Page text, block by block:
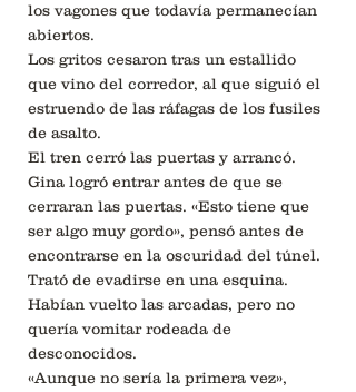
los vagones que todavía permanecían
abiertos.
Los gritos cesaron tras un estallido
que vino del corredor, al que siguió el
estruendo de las ráfagas de los fusiles
de asalto.
El tren cerró las puertas y arrancó.
Gina logró entrar antes de que se
cerraran las puertas. «Esto tiene que
ser algo muy gordo», pensó antes de
encontrarse en la oscuridad del túnel.
Trató de evadirse en una esquina.
Habían vuelto las arcadas, pero no
quería vomitar rodeada de
desconocidos.
«Aunque no sería la primera vez»,